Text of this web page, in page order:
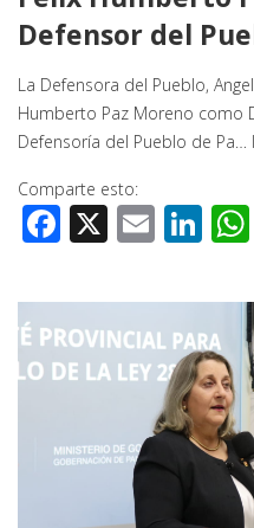
Defensor del
La Defensora del Pueblo,
Humberto Paz Moreno como
Defensoría del Pueblo de Pa…
Comparte esto:
Facebook
X Email